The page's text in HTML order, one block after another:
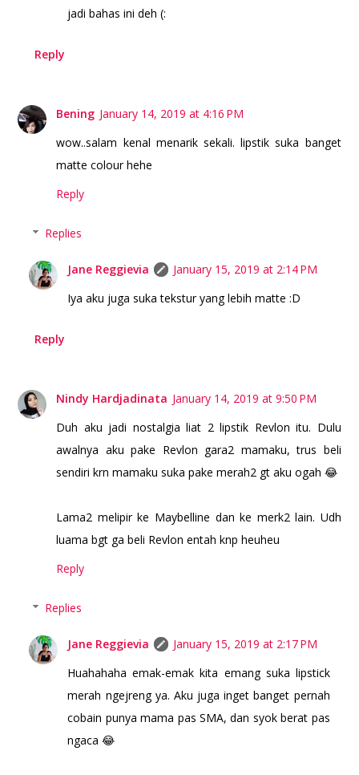
jadi bahas ini deh (:
Reply
Bening January 14, 2019 at 4:16 PM
wow..salam kenal menarik sekali. lipstik suka banget
matte colour hehe
Reply
Replies
Jane Reggievia
January 15, 2019 at 2:14 PM
Iya aku juga suka tekstur yang lebih matte :D
Reply
Nindy Hardjadinata January 14, 2019 at 9:50 PM
Duh aku jadi nostalgia liat 2 lipstik Revlon itu. Dulu
awalnya aku pake Revlon gara2 mamaku, trus beli
sendiri krn mamaku suka pake merah2 gt aku ogah 😂
Lama2 melipir ke Maybelline dan ke merk2 lain. Udh
luama bgt ga beli Revlon entah knp heuheu
Reply
Replies
Jane Reggievia
January 15, 2019 at 2:17 PM
Huahahaha emak-emak kita emang suka lipstick
merah ngejreng ya. Aku juga inget banget pernah
cobain punya mama pas SMA, dan syok berat pas
ngaca 😂